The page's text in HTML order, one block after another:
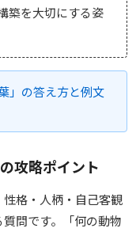
築を大切にする姿
」の答え方と例文
攻略ポイント
性格・人柄・自己客観
問です。「何の動物